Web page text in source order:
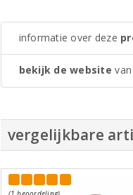
informatie over deze
bekijk de website
vergelijkbare